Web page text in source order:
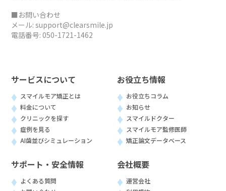
■お問い合わせ
メール: support@clearsmile.jp
電話番号: 050-1721-1462
サービスについて
スマイルモア矯正とは
料金について
クリニックを探す
症例を見る
AI歯並びシミュレーション
お役立ち情報
お役立ちコラム
お知らせ
スマイルドクター
スマイルモア監修医師
矯正論文データベース
サポート・安全情報
よくある質問
会社概要
運営会社